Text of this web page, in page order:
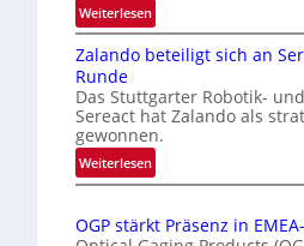
n
e
k
n
n
a
t
s
r
e
Weiterlesen:
I
n
e
r
n
a
o
Zalando beteiligt sich an
Runde
Das Stuttgarter Robotik-
Sereact hat Zalando als
gewonnen.
Weiterlesen:
Z
l
OGP stärkt Präsenz in